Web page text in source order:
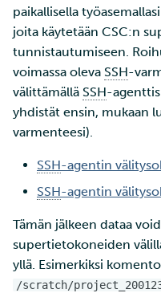
paikallisella
joita käytetään CSC:n
tunnistautumiseen.
voimassa oleva SSH-
välittämällä SSH-
yhdistät ensin, mukaan
varmenteesi).
SSH-agentin
SSH-agentin
Tämän jälkeen dataa
supertietokoneiden
yllä. Esimerkiksi
/scratch/